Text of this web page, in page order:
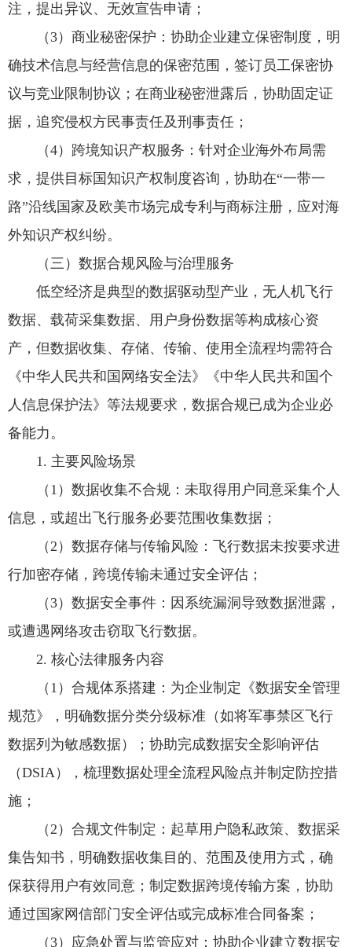
注，提出异议、无效宣告申请；
（3）商业秘密保护：协助企业建立保密制度，明
确技术信息与经营信息的保密范围，签订员工保密协
议与竞业限制协议；在商业秘密泄露后，协助固定证
据，追究侵权方民事责任及刑事责任；
（4）跨境知识产权服务：针对企业海外布局需
求，提供目标国知识产权制度咨询，协助在“一带一
路”沿线国家及欧美市场完成专利与商标注册，应对海
外知识产权纠纷。
（三）数据合规风险与治理服务
低空经济是典型的数据驱动型产业，无人机飞行
数据、载荷采集数据、用户身份数据等构成核心资
产，但数据收集、存储、传输、使用全流程均需符合
《中华人民共和国网络安全法》《中华人民共和国个
人信息保护法》等法规要求，数据合规已成为企业必
备能力。
1. 主要风险场景
（1）数据收集不合规：未取得用户同意采集个人
信息，或超出飞行服务必要范围收集数据；
（2）数据存储与传输风险：飞行数据未按要求进
行加密存储，跨境传输未通过安全评估；
（3）数据安全事件：因系统漏洞导致数据泄露，
或遭遇网络攻击窃取飞行数据。
2. 核心法律服务内容
（1）合规体系搭建：为企业制定《数据安全管理
规范》，明确数据分类分级标准（如将军事禁区飞行
数据列为敏感数据）；协助完成数据安全影响评估
（DSIA），梳理数据处理全流程风险点并制定防控措
施；
（2）合规文件制定：起草用户隐私政策、数据采
集告知书，明确数据收集目的、范围及使用方式，确
保获得用户有效同意；制定数据跨境传输方案，协助
通过国家网信部门安全评估或完成标准合同备案；
（3）应急处置与监管应对：协助企业建立数据安